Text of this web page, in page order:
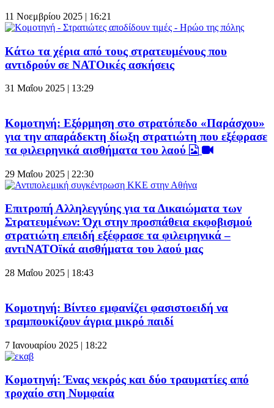
11 Νοεμβρίου 2025 | 16:21
Κάτω τα χέρια από τους στρατευμένους που
αντιδρούν σε ΝΑΤΟικές ασκήσεις
31 Μαΐου 2025 | 13:29
Κομοτηνή: Εξόρμηση στο στρατόπεδο «Παράσχου»
για την απαράδεκτη δίωξη στρατιώτη που εξέφρασε
τα φιλειρηνικά αισθήματα του λαού
29 Μαΐου 2025 | 22:30
Επιτροπή Αλληλεγγύης για τα Δικαιώματα των
Στρατευμένων: Όχι στην προσπάθεια εκφοβισμού
στρατιώτη επειδή εξέφρασε τα φιλειρηνικά –
αντιΝΑΤΟϊκά αισθήματα του λαού μας
28 Μαΐου 2025 | 18:43
Κομοτηνή: Βίντεο εμφανίζει φασιστοειδή να
τραμπουκίζουν άγρια μικρό παιδί
7 Ιανουαρίου 2025 | 18:22
Κομοτηνή: Ένας νεκρός και δύο τραυματίες από
τροχαίο στη Νυμφαία